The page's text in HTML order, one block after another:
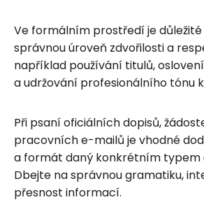
Ve formálním prostředí je
správnou úroveň zdvořilosti a
například používání titulů,
a udržování profesionálního tónu
Při psaní oficiálních dopisů,
pracovních e-mailů je vhodné
a formát daný konkrétním typem
Dbejte na správnou gramatiku,
přesnost informací.